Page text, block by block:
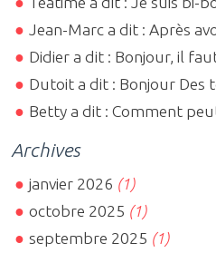
Jean-Marc a dit : Après
Didier a dit : Bonjour, il
Dutoit a dit : Bonjour Des
Betty a dit : Comment
Archives
janvier 2026 (1)
octobre 2025 (1)
septembre 2025 (1)